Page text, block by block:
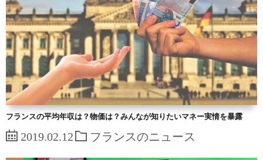
フランスの平均年収は？物価は？みんなが知りたいマネー実情を暴露
2019.02.12 フランスのニュース